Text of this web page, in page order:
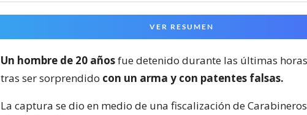
VER RESUMEN
Un hombre de 20 añosfue detenido durante las últimas
tras ser sorprendido con un arma y con patentes falsas.
La captura se dio en medio de una fiscalización de